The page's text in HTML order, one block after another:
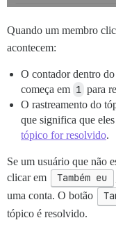
Quando um membro
acontecem:
O contador dentro
começa em 1 para
O rastreamento do
que significa que
tópico for resolvido.
Se um usuário que não
clicar em
Também eu
uma conta. O botão
tópico é resolvido.